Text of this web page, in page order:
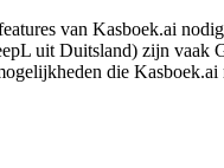
van Kasboek.ai
uit Duitsland) zijn vaak
die Kasboek.ai